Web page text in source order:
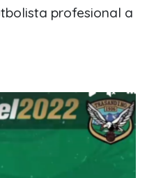
profesional a